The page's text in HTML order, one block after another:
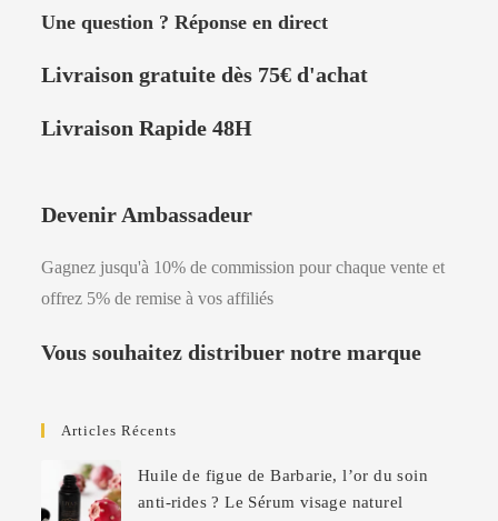
Une question ? Réponse en direct
Livraisongratuite dès 75€ d'achat
Livraison Rapide 48H
Devenir Ambassadeur
Gagnez jusqu'à 10% de commission pour chaque vente et
offrez 5% de remise à vos affiliés
Vous souhaitez distribuer notre marque
Articles Récents
Huile de figue de Barbarie, l’or du soin
anti-rides ? Le Sérum visage naturel